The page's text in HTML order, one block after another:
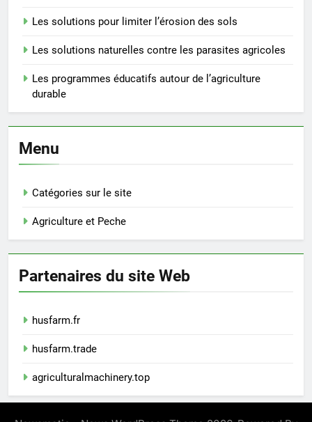
Les solutions pour limiter l’érosion des sols
Les solutions naturelles contre les parasites agricoles
Les programmes éducatifs autour de l’agriculture
durable
Menu
Catégories sur le site
Agriculture et Peche
Partenaires du site Web
husfarm.fr
husfarm.trade
agriculturalmachinery.top